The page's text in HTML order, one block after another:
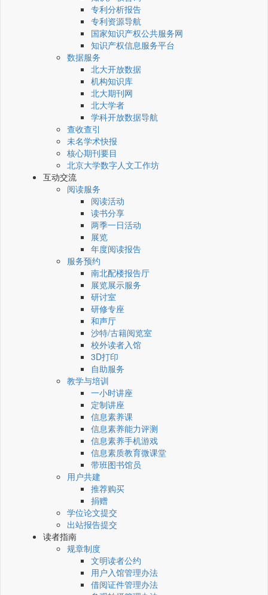
专利分析报告
专利资源导航
国家知识产权公共服务网
知识产权信息服务平台
数据服务
北大开放数据
机构知识库
北大期刊网
北大学者
学科开放数据导航
查收查引
未名学术快报
核心期刊要目
北京大学数字人文工作坊
互动交流
阅读服务
阅读活动
读书分享
两季一日活动
展览
年度阅读报告
服务预约
南北配楼报告厅
展览展示服务
研讨室
研修专座
和声厅
沙特/古籍阅览室
校外读者入馆
3D打印
自助服务
教学与培训
一小时讲座
定制讲座
信息素养课
信息素养能力评测
信息素养手机游戏
信息素质教育微课堂
带班图书馆员
用户共建
推荐购买
捐赠
学位论文提交
出站报告提交
读者指南
规章制度
文明读者公约
用户入馆管理办法
借阅证件管理办法